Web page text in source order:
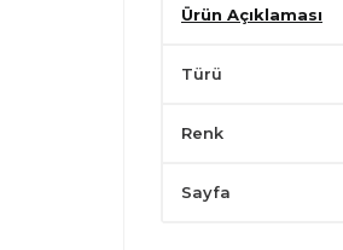
Ürün Açıklaması
Türü
Renk
Sayfa